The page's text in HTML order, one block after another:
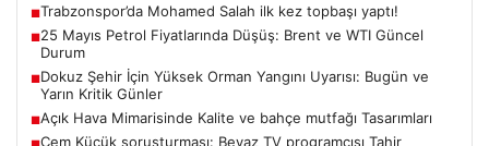
■Trabzonspor’da Mohamed Salah ilk kez topbaşı yaptı!
■25 Mayıs Petrol Fiyatlarında Düşüş: Brent ve WTI Güncel
Durum
■Dokuz Şehir İçin Yüksek Orman Yangını Uyarısı: Bugün ve
Yarın Kritik Günler
■Açık Hava Mimarisinde Kalite ve bahçe mutfağı Tasarımları
Cem Küçük soruşturması: Beyaz TV programcısı Tahir